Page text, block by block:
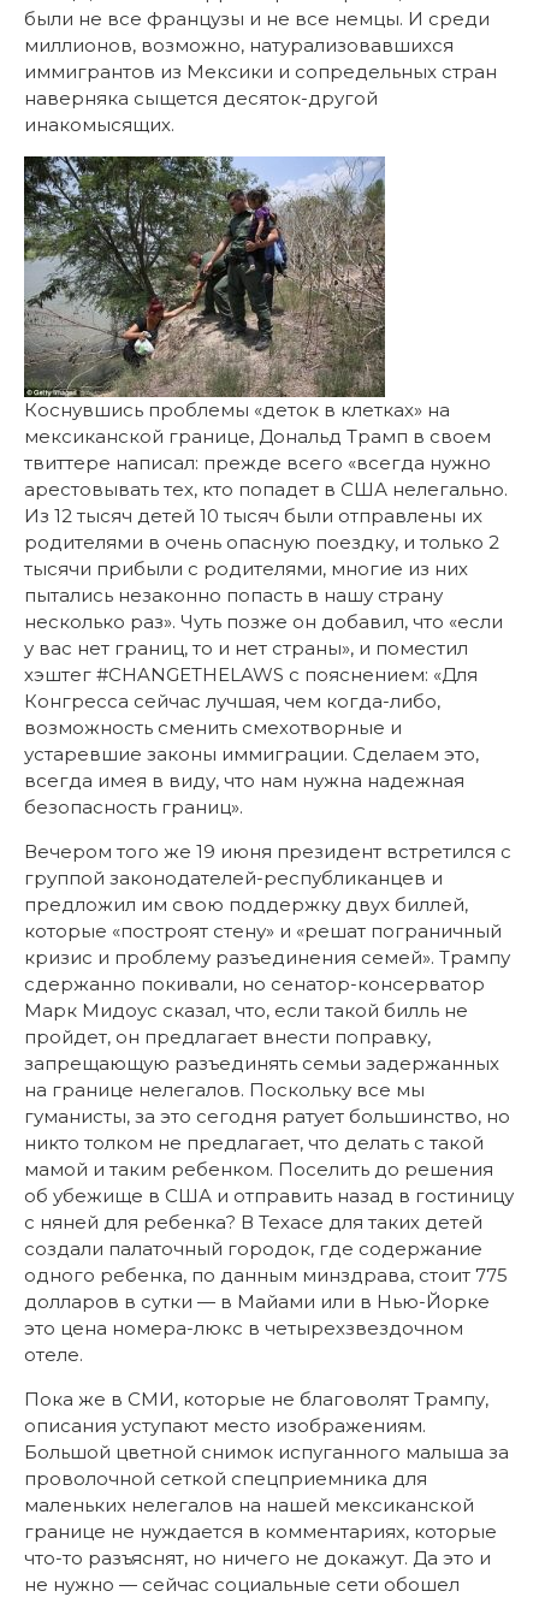
были не все французы и не все немцы. И среди
миллионов, возможно, натурализовавшихся
иммигрантов из Мексики и сопредельных стран
наверняка сыщется десяток-другой
инакомысящих.
Коснувшись проблемы «деток в клетках» на
мексиканской границе, Дональд Трамп в своем
твиттере написал: прежде всего «всегда нужно
арестовывать тех, кто попадет в США нелегально.
Из 12 тысяч детей 10 тысяч были отправлены их
родителями в очень опасную поездку, и только 2
тысячи прибыли с родителями, многие из них
пытались незаконно попасть в нашу cтрану
несколько раз». Чуть позже он добавил, что «если
у вас нет границ, то и нет страны», и поместил
хэштег #CHANGETHELAWS c пояснением: «Для
Конгресса сейчас лучшая, чем когда-либо,
возможность сменить смехотворные и
устаревшие законы иммиграции. Сделаем это,
всегда имея в виду, что нам нужна надежная
безопасность границ».
Вечером того же 19 июня президент встретился с
группой законодателей-республиканцев и
предложил им свою поддержку двух биллей,
которые «построят стену» и «решат пограничный
кризис и проблему разъединения семей». Трампу
сдержанно покивали, но сенатор-консерватор
Марк Мидоус сказал, что, если такой билль не
пройдет, он предлагает внести поправку,
запрещающую разъединять семьи задержанных
на границе нелегалов. Поскольку все мы
гуманисты, за это сегодня ратует большинство, но
никто толком не предлагает, что делать с такой
мамой и таким ребенком. Поселить до решения
об убежище в США и отправить назад в гостиницу
с няней для ребенка? В Техасе для таких детей
создали палаточный городок, где содержание
одного ребенка, по данным минздрава, стоит 775
долларов в сутки — в Майами или в Нью-Йорке
это цена номера-люкс в четырехзвездочном
отеле.
Пока же в СМИ, которые не благоволят Трампу,
описания уступают место изображениям.
Большой цветной снимок испуганного малыша за
проволочной сеткой спецприемника для
маленьких нелегалов на нашей мексиканской
границе не нуждается в комментариях, которые
что-то разъяснят, но ничего не докажут. Да это и
не нужно — сейчас социальные сети обошел